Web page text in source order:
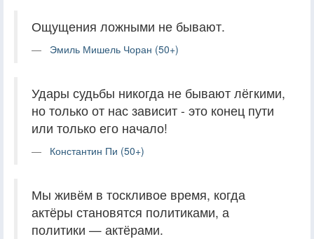
Ощущения ложными не бывают.
Эмиль Мишель Чоран (50+)
Удары судьбы никогда не бывают лёгкими,
но только от нас зависит - это конец пути
или только его начало!
Константин Пи (50+)
Мы живём в тоскливое время, когда
актёры становятся политиками, а
политики — актёрами.